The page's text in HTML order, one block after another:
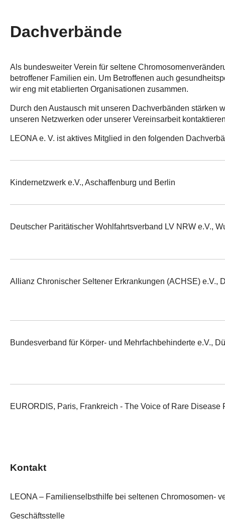
Dachverbände
Als bundesweiter Verein für seltene
betroffener Familien ein. Um Betroffenen auch
wir eng mit etablierten Organisationen zusammen.
Durch den Austausch mit unseren Dachverbänden
unseren Netzwerken oder unserer Vereinsarbeit
LEONA e. V. ist aktives Mitglied in den folgenden
Kindernetzwerk e.V., Aschaffenburg und Berlin
Deutscher Paritätischer Wohlfahrtsverband LV NRW e.V.,
Allianz Chronischer Seltener Erkrankungen (ACHSE) e.V.,
Bundesverband für Körper- und Mehrfachbehinderte e.V.,
EURORDIS, Paris, Frankreich - The Voice of Rare Disease
Kontakt
LEONA – Familienselbsthilfe bei seltenen Chromosomen-
Geschäftsstelle